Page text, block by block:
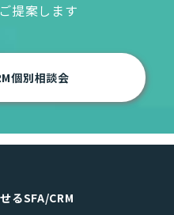
提案します
個別相談会
るSFA/CRM